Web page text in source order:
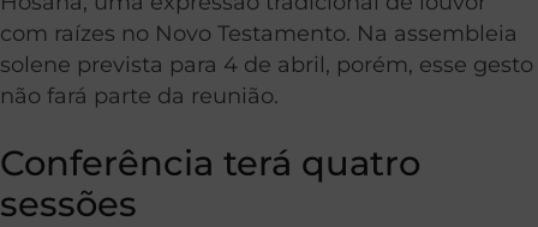
com raízes no Novo Testamento. Na assembleia
solene prevista para 4 de abril, porém, esse gesto
não fará parte da reunião.
Conferência terá quatro
sessões